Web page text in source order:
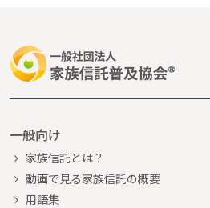
一般向け
家族信託とは？
動画で見る家族信託の概要
用語集